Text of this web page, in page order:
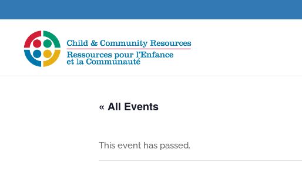
« All Events
This event has passed.